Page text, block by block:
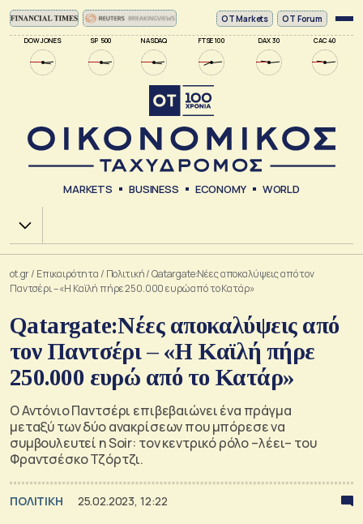
DOW JONES SP 500 NASDAQ FTSE 100 DAX 30 CAC 40
ΟΤ Markets OT Forum
MARKETS BUSINESS ECONOMY WORLD
Χ.Α.
ot.gr/ Επικαιρότητα / Πολιτική/Qatargate:Νέες αποκαλύψεις από τον
Παντσέρι – «Η Καϊλή πήρε 250.000 ευρώ από το Κατάρ»
Qatargate:Νέες αποκαλύψεις από
τον Παντσέρι – «Η Καϊλή πήρε
250.000 ευρώ από το Κατάρ»
Ο Αντόνιο Παντσέρι επιβεβαιώνει ένα πράγμα
μεταξύ των δύο ανακρίσεων που μπόρεσε να
συμβουλευτεί η Soir: τον κεντρικό ρόλο –λέει– του
Φραντσέσκο Τζόρτζι.
ΠΟΛΙΤΙΚΗ 25.02.2023, 12:22